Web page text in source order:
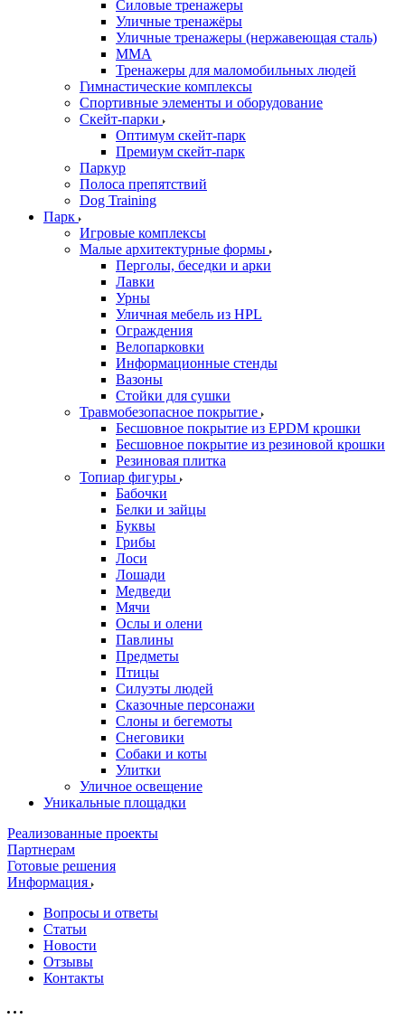
Силовые тренажеры
Уличные тренажёры
Уличные тренажеры (нержавеющая сталь)
ММА
Тренажеры для маломобильных людей
Гимнастические комплексы
Спортивные элементы и оборудование
Скейт-парки
Оптимум скейт-парк
Премиум скейт-парк
Паркур
Полоса препятствий
Dog Training
Парк
Игровые комплексы
Малые архитектурные формы
Перголы, беседки и арки
Лавки
Урны
Уличная мебель из HPL
Ограждения
Велопарковки
Информационные стенды
Вазоны
Стойки для сушки
Травмобезопасное покрытие
Бесшовное покрытие из EPDM крошки
Бесшовное покрытие из резиновой крошки
Резиновая плитка
Топиар фигуры
Бабочки
Белки и зайцы
Буквы
Грибы
Лоси
Лошади
Медведи
Мячи
Ослы и олени
Павлины
Предметы
Птицы
Силуэты людей
Сказочные персонажи
Слоны и бегемоты
Снеговики
Собаки и коты
Улитки
Уличное освещение
Уникальные площадки
Реализованные проекты
Партнерам
Готовые решения
Информация
Вопросы и ответы
Статьи
Новости
Отзывы
Контакты